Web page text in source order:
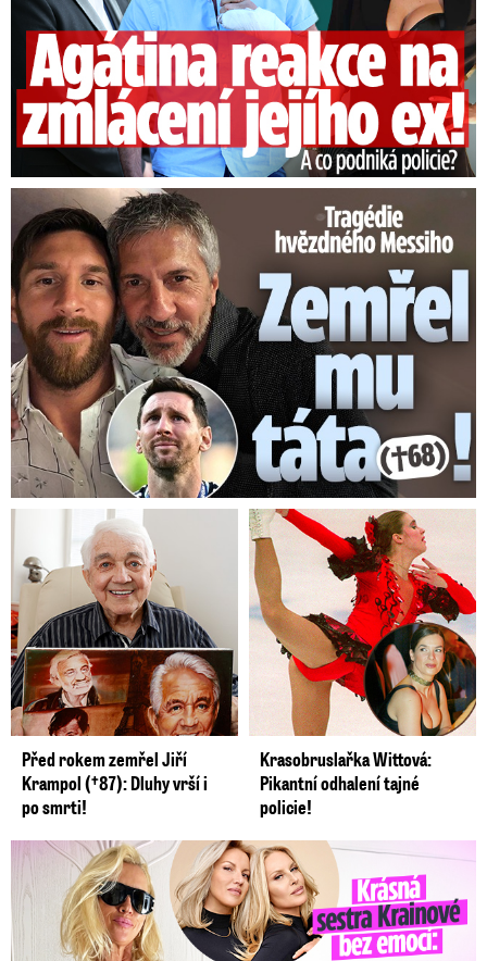
Tragédie hvězdného Messiho: Zemřel mu táta (†68)!
Před rokem zemřel Jiří
Krampol (†87): Dluhy vrší i
po smrti!
Krasobruslařka Wittová:
Pikantní odhalení tajné
policie!
Krásná sestra Krainové bez emocí: Mám to za pár…